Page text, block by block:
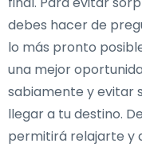
debes hacer de
lo más pronto
una mejor
sabiamente y evitar
llegar a tu destino.
permitirá relajarte y